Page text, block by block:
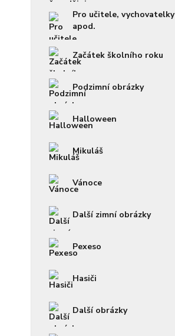
Pro učitele, vychovatelky
apod.
Začátek školního roku
Podzimní obrázky
Halloween
Mikuláš
Vánoce
Další zimní obrázky
Pexeso
Hasiči
Další obrázky